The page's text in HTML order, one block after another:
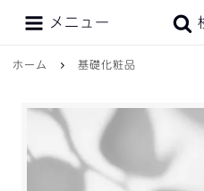
メニュー
ホーム 基礎化粧品